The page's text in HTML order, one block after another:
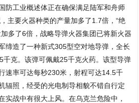
防工业概述体正在确保满足陆军和舟师
主要火器种类的产量加多了1.7倍，“绝
多了6倍，战略导弹火器集团已将新火器
缔造了一种新式305型空对地导弹，全长
千克。该弹可佩戴25千克火药。该型导弹
速率可达每秒230米，射程可达14.5千
辐照，经受的光电制导相貌不错自行定
实战中有很大上风。在乌克兰危险中，